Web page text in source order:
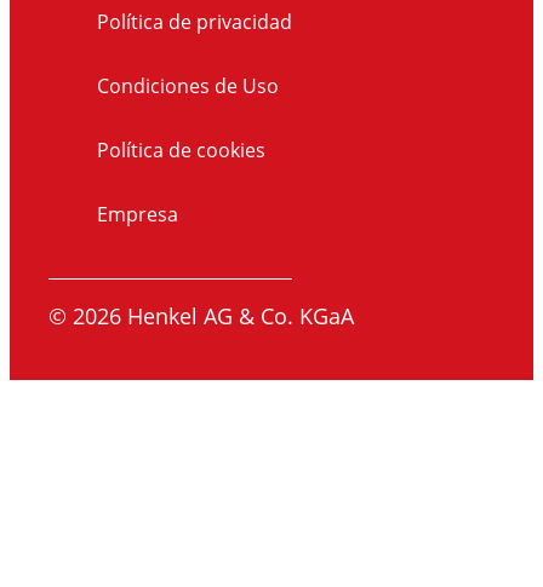
Política de privacidad
Condiciones de Uso
Política de cookies
Empresa
© 2026 Henkel AG & Co. KGaA